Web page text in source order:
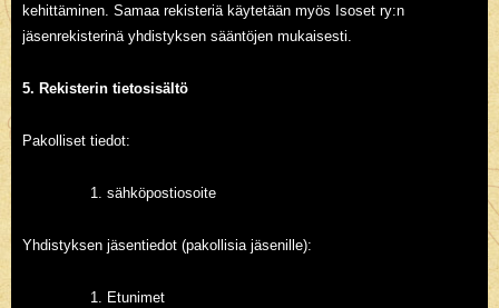
kehittäminen. Samaa rekisteriä käytetään myös Isoset ry:n
jäsenrekisterinä yhdistyksen sääntöjen mukaisesti.
5. Rekisterin tietosisältö
Pakolliset tiedot:
sähköpostiosoite
Yhdistyksen jäsentiedot (pakollisia jäsenille):
Etunimet